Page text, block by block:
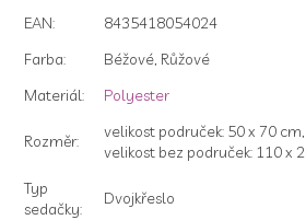
EAN:
8435418054024
Farba:
Béžové, Růžové
Materiál: Polyester
Rozměr:
velikost područek: 50 x 70
velikost bez područek: 110 x
Typ
sedačky:
Dvojkřeslo